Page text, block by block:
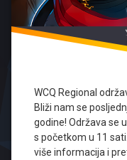
WCQ Regional
Bliži nam se
godine! Održava se
s početkom u 11
više informacija i